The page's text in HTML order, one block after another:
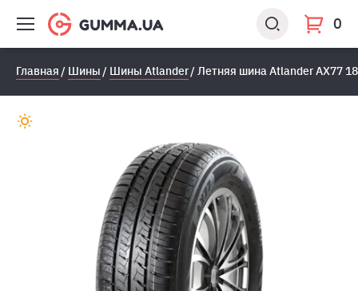
0
Главная Шины Шины Atlander Летняя шина Atlander AX77